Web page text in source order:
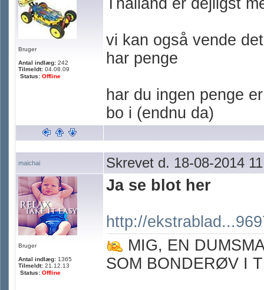
Bruger
Antal indlæg: 242
Tilmeldt: 04.08.09
Status: Offline
Thailand er dejligst
vi kan også vende
har penge
har du ingen penge
bo i (endnu da)
maichai Skrevet d. 18-08-2014
Bruger
Antal indlæg: 1365
Tilmeldt: 21.12.13
Status: Offline
Ja se blot her
http://
MIG, EN
SOM BONDERØV I